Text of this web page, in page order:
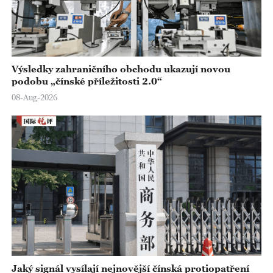
Výsledky zahraničního obchodu ukazují novou
podobu „čínské příležitosti 2.0“
08-Aug-2026
Jaký signál vysílají nejnovější čínská protiopatření